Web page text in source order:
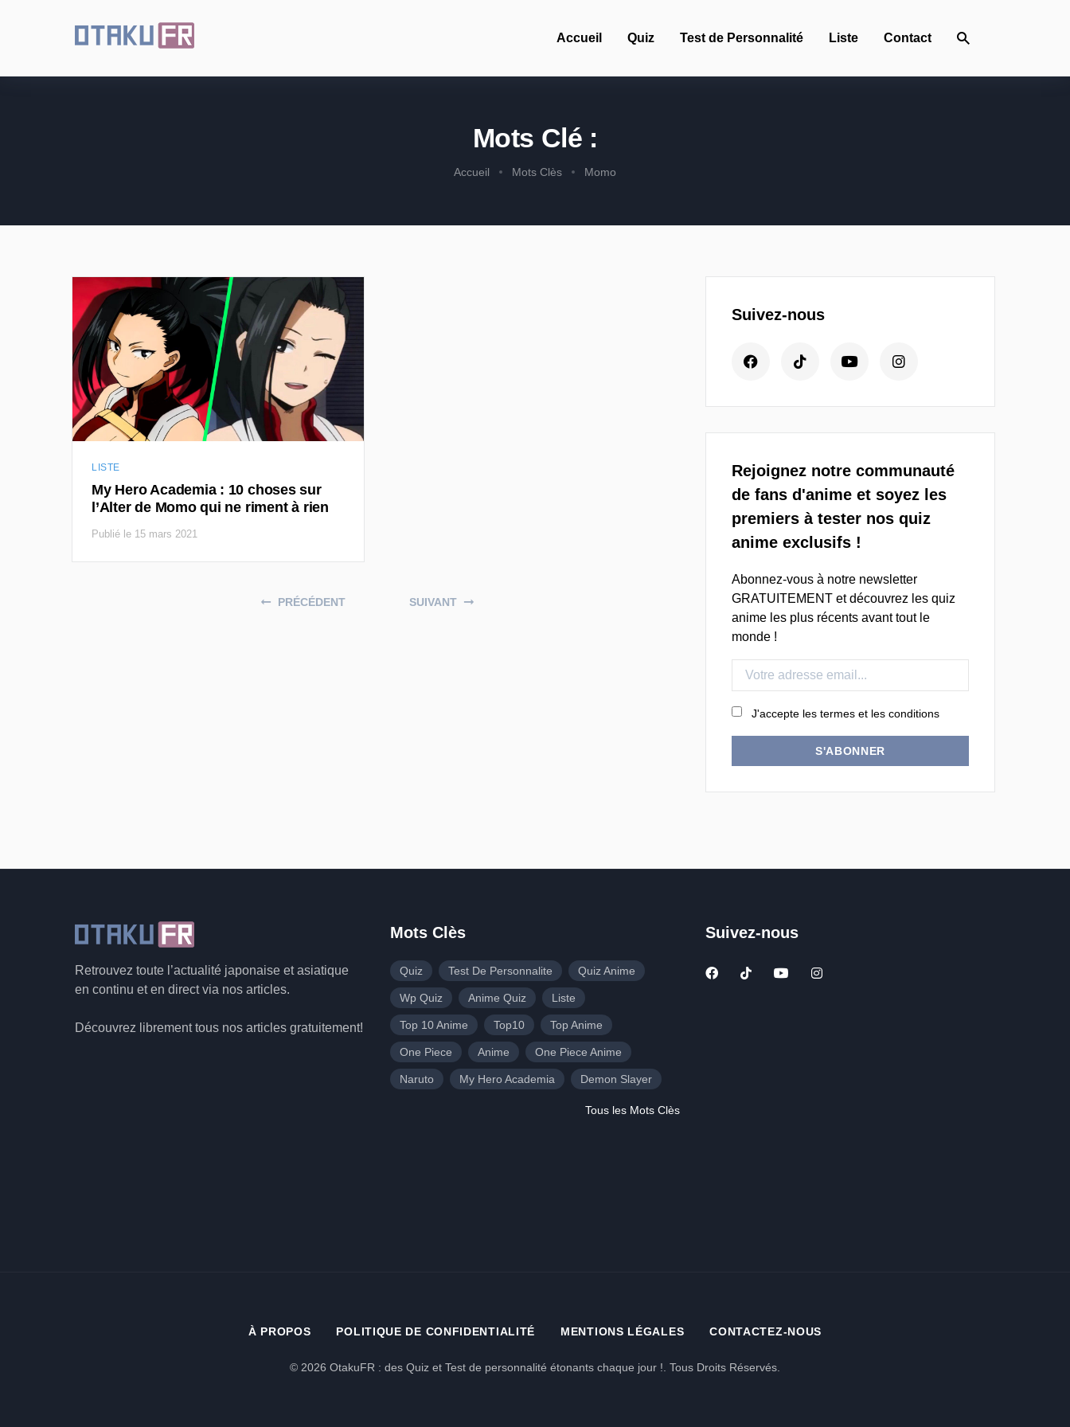
Accueil Quiz Test de Personnalité Liste Contact
Mots Clé :
Accueil Mots Clès Momo
LISTE
My Hero Academia : 10 choses sur
l’Alter de Momo qui ne riment à rien
Publié le 15 mars 2021
PRÉCÉDENT SUIVANT
Suivez-nous
Rejoignez notre communauté
de fans d'anime et soyez les
premiers à tester nos quiz
anime exclusifs !
Abonnez-vous à notre newsletter
GRATUITEMENT et découvrez les quiz
anime les plus récents avant tout le
monde !
J'accepte les termes et les conditions
S'ABONNER
Retrouvez toute l’actualité japonaise et asiatique
en continu et en direct via nos articles.
Découvrez librement tous nos articles gratuitement!
Mots Clès
Quiz Test De Personnalite Quiz Anime
Wp Quiz Anime Quiz Liste
Top 10 Anime Top10 Top Anime
One Piece Anime One Piece Anime
Naruto My Hero Academia Demon Slayer
Tous les Mots Clès
Suivez-nous
À PROPOS POLITIQUE DE CONFIDENTIALITÉ MENTIONS LÉGALES CONTACTEZ-NOUS
© 2026 OtakuFR : des Quiz et Test de personnalité étonants chaque jour !. Tous Droits Réservés.